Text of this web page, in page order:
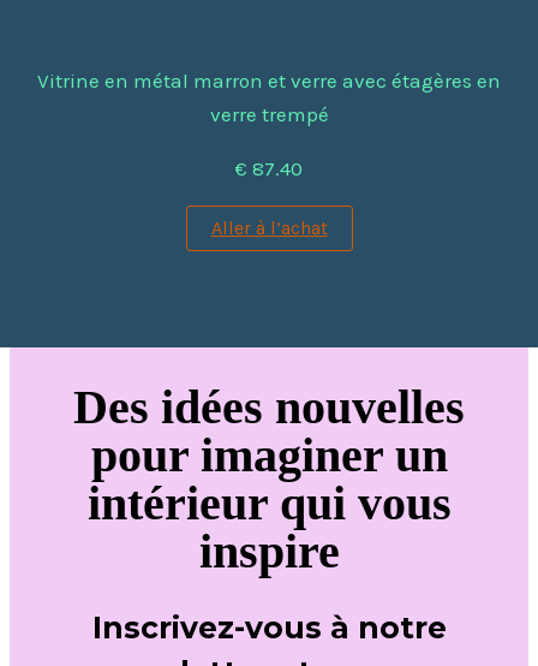
Vitrine en métal marron et verre avec étagères en
verre trempé
€ 87.40
Aller à l’achat
Des idées nouvelles
pour imaginer un
intérieur qui vous
inspire
Inscrivez-vous à notre